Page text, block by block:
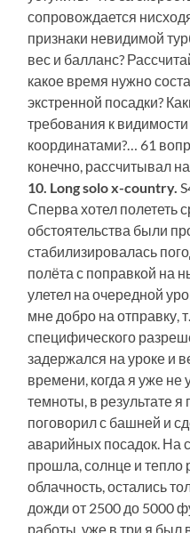
сопровождается
признаки невидимой
вес и балланс?
какое время нужно
экстренной посадки?
требования к
координатами?… 61
конечно, рассчитывал
10. Long solo x-country.
Сперва хотел полететь
обстоятельства были
стабилизировалась
полёта с поправкой на
улетел на очередной
мне добро на отправку,
специфического
задержался на уроке и
времени, когда я уже не
темноты, в результате я
поговорил с башней и
аварийных посадок. На
прошла, солнце и тепло
облачность, остались
дожди от 2500 до 5000
работы, уже в три я был